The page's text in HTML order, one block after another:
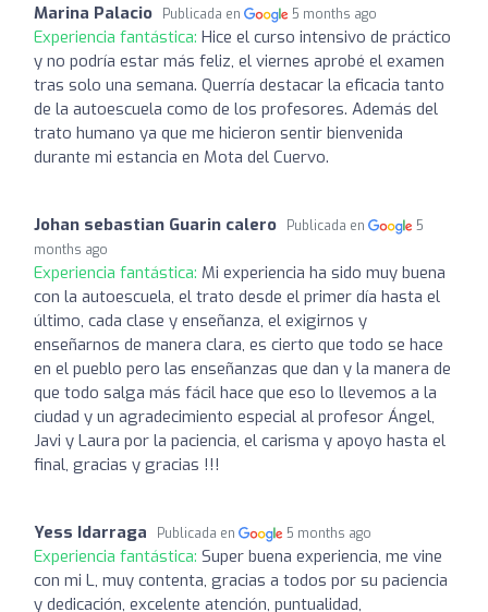
Marina Palacio Publicada en 5 months ago
Experiencia fantástica: Hice el curso intensivo de práctico
y no podría estar más feliz, el viernes aprobé el examen
tras solo una semana. Querría destacar la eficacia tanto
de la autoescuela como de los profesores. Además del
trato humano ya que me hicieron sentir bienvenida
durante mi estancia en Mota del Cuervo.
Johan sebastian Guarin calero Publicada en
5
months ago
Experiencia fantástica: Mi experiencia ha sido muy buena
con la autoescuela, el trato desde el primer día hasta el
último, cada clase y enseñanza, el exigirnos y
enseñarnos de manera clara, es cierto que todo se hace
en el pueblo pero las enseñanzas que dan y la manera de
que todo salga más fácil hace que eso lo llevemos a la
ciudad y un agradecimiento especial al profesor Ángel,
Javi y Laura por la paciencia, el carisma y apoyo hasta el
final, gracias y gracias !!!
Yess Idarraga Publicada en 5 months ago
Experiencia fantástica: Super buena experiencia, me vine
con mi L, muy contenta, gracias a todos por su paciencia
y dedicación, excelente atención, puntualidad,